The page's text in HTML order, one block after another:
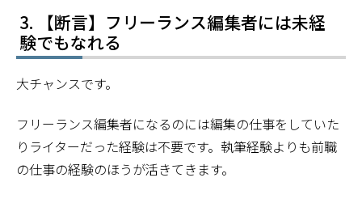
【断言】フリーランス編集者には未経
験でもなれる
大チャンスです。
フリーランス編集者になるのには編集の仕事をしていた
りライターだった経験は不要です。執筆経験よりも前職
の仕事の経験のほうが活きてきます。